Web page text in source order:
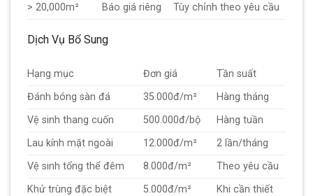
> 20,000m²
Báo giá riêng Tùy chỉnh theo yêu cầu
Dịch Vụ Bổ Sung
Hạng mục Đơn giá
Tần suất
Đánh bóng sàn đá
35.000đ/m²
Hàng tháng
Vệ sinh thang cuốn
500.000đ/bộ
Hàng tuần
Lau kính mặt ngoài
12.000đ/m²
2 lần/tháng
Vệ sinh tổng thể đêm
8.000đ/m²
Theo yêu cầu
Khử trùng đặc biệt
5.000đ/m² Khi cần thiết